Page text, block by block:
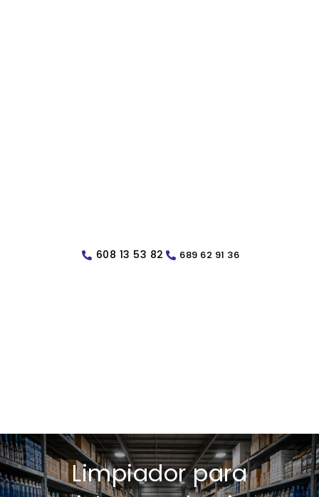
608 13 53 82 689 62 91 36
Limpiador para